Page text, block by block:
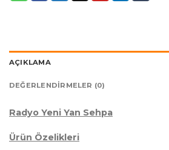
AÇIKLAMA
DEĞERLENDIRMELER (0)
Radyo Yeni Yan Sehpa
Ürün Özelikleri